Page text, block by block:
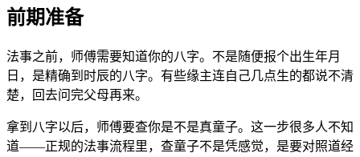
前期准备
法事之前，师傅需要知道你的八字。不是随便报个出生年月
日，是精确到时辰的八字。有些缘主连自己几点生的都说不清
楚，回去问完父母再来。
拿到八字以后，师傅要查你是不是真童子。这一步很多人不知
道——正规的法事流程里，查童子不是凭感觉，是要对照道经